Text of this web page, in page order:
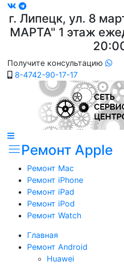
г. Липецк, ул. 8
МАРТА" 1 этаж
Получите консультацию
8-4742-90-17-17
Ремонт Apple
Ремонт Mac
Ремонт iPhone
Ремонт iPad
Ремонт iPod
Ремонт Watch
Главная
Ремонт Android
Huawei